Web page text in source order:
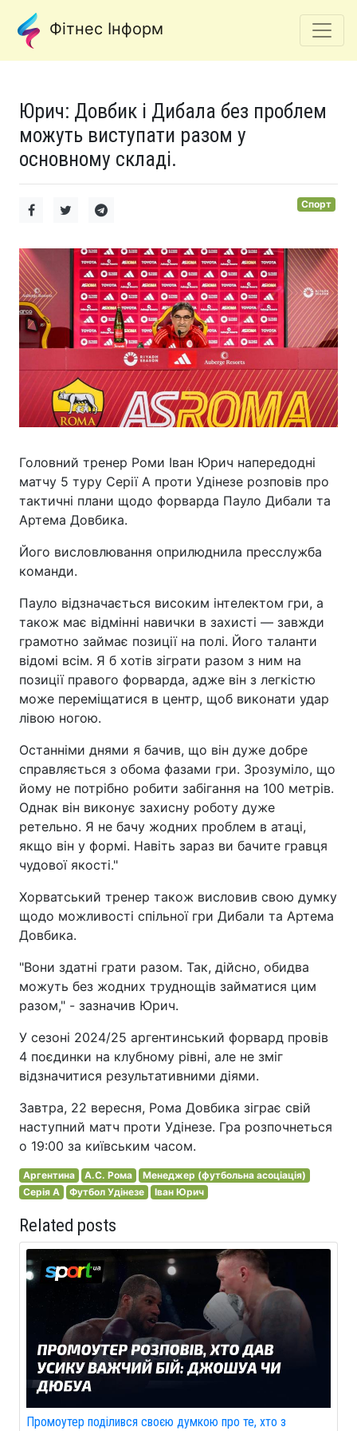
Фітнес Інформ
Юрич: Довбик і Дибала без проблем
можуть виступати разом у
основному складі.
Спорт
Головний тренер Роми Іван Юрич напередодні
матчу 5 туру Серії А проти Удінезе розповів про
тактичні плани щодо форварда Пауло Дибали та
Артема Довбика.
Його висловлювання оприлюднила пресслужба
команди.
Пауло відзначається високим інтелектом гри, а
також має відмінні навички в захисті — завжди
грамотно займає позиції на полі. Його таланти
відомі всім. Я б хотів зіграти разом з ним на
позиції правого форварда, адже він з легкістю
може переміщатися в центр, щоб виконати удар
лівою ногою.
Останніми днями я бачив, що він дуже добре
справляється з обома фазами гри. Зрозуміло, що
йому не потрібно робити забігання на 100 метрів.
Однак він виконує захисну роботу дуже
ретельно. Я не бачу жодних проблем в атаці,
якщо він у формі. Навіть зараз ви бачите гравця
чудової якості."
Хорватський тренер також висловив свою думку
щодо можливості спільної гри Дибали та Артема
Довбика.
"Вони здатні грати разом. Так, дійсно, обидва
можуть без жодних труднощів займатися цим
разом," - зазначив Юрич.
У сезоні 2024/25 аргентинський форвард провів
4 поєдинки на клубному рівні, але не зміг
відзначитися результативними діями.
Завтра, 22 вересня, Рома Довбика зіграє свій
наступний матч проти Удінезе. Гра розпочнеться
о 19:00 за київським часом.
Аргентина А.С. Рома
Менеджер (футбольна асоціація)
Серія A
Футбол Удінезе Іван Юрич
Related posts
Промоутер поділився своєю думкою про те, хто з